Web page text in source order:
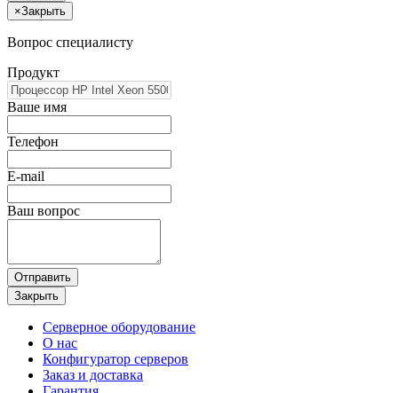
×Закрыть
Вопрос специалисту
Продукт
Ваше имя
Телефон
E-mail
Ваш вопрос
Отправить
Закрыть
Серверное оборудование
О нас
Конфигуратор серверов
Заказ и доставка